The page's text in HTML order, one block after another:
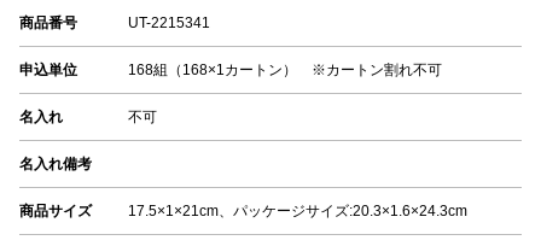
商品番号 UT-2215341
申込単位 168組（168×1カートン） ※カートン割れ不可
名入れ 不可
名入れ備考
商品サイズ 17.5×1×21cm、パッケージサイズ:20.3×1.6×24.3cm